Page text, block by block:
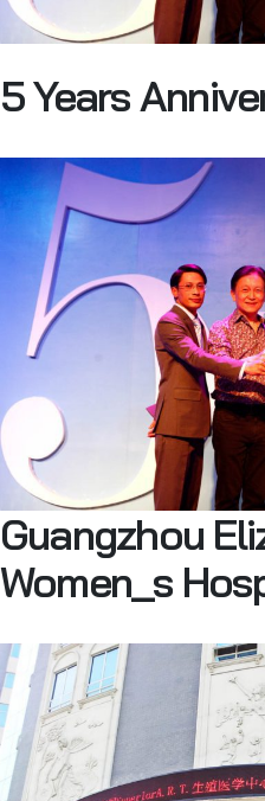
5 Years
Guangzhou
Women_s